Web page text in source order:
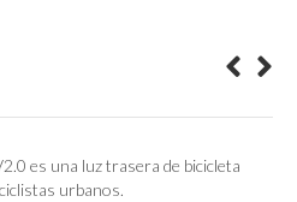
es una luz trasera de bicicleta
urbanos.